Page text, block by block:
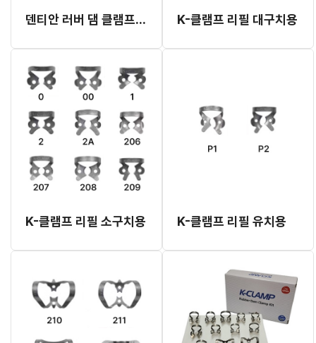
덴티안 러버 댐 클램프 소아용 구치 K-클램프 리필 대구치용
K-클램프 리필 소구치용 K-클램프 리필 유치용